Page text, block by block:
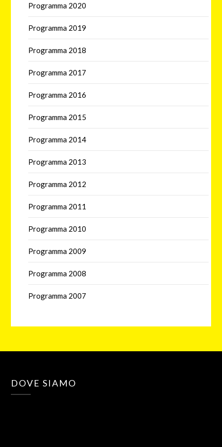
Programma 2020
Programma 2019
Programma 2018
Programma 2017
Programma 2016
Programma 2015
Programma 2014
Programma 2013
Programma 2012
Programma 2011
Programma 2010
Programma 2009
Programma 2008
Programma 2007
DOVE SIAMO